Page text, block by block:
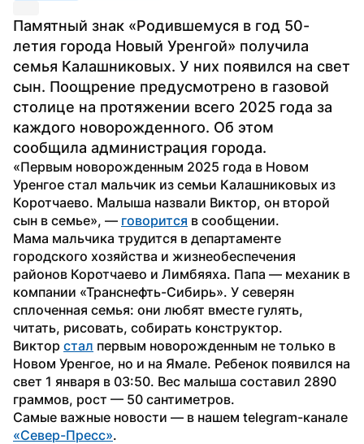
Памятный знак «Родившемуся в год 50-
летия города Новый Уренгой» получила
семья Калашниковых. У них появился на свет
сын. Поощрение предусмотрено в газовой
столице на протяжении всего 2025 года за
каждого новорожденного. Об этом
сообщила администрация города.
«Первым новорожденным 2025 года в Новом
Уренгое стал мальчик из семьи Калашниковых из
Коротчаево. Малыша назвали Виктор, он второй
сын в семье», — говорится в сообщении.
Мама мальчика трудится в департаменте
городского хозяйства и жизнеобеспечения
районов Коротчаево и Лимбяяха. Папа — механик в
компании «Транснефть-Сибирь». У северян
сплоченная семья: они любят вместе гулять,
читать, рисовать, собирать конструктор.
Виктор стал первым новорожденным не только в
Новом Уренгое, но и на Ямале. Ребенок появился на
свет 1 января в 03:50. Вес малыша составил 2890
граммов, рост — 50 сантиметров.
«Север-Пресс».